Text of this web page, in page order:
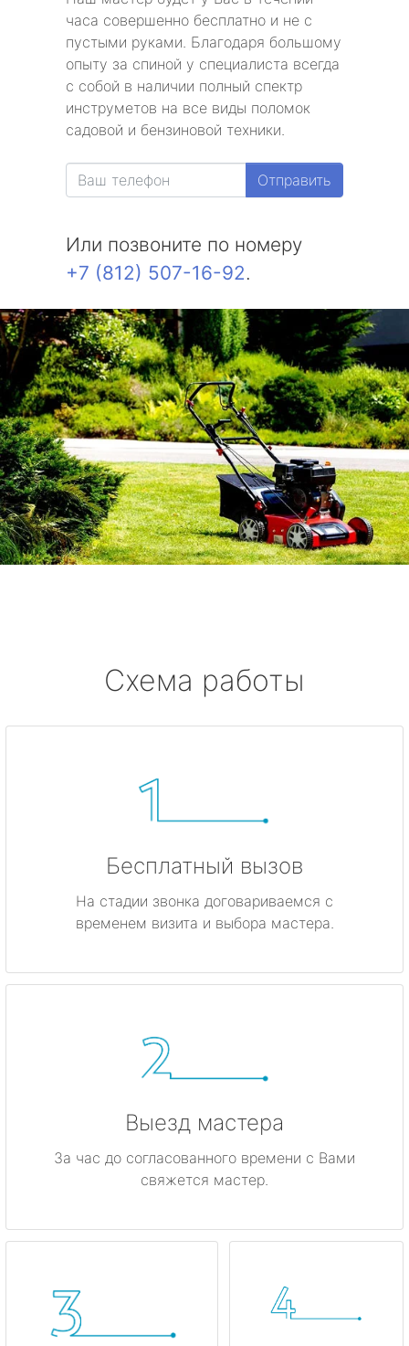
часа совершенно бесплатно и не с
пустыми руками. Благодаря большому
опыту за спиной у специалиста всегда
с собой в наличии полный спектр
инструметов на все виды поломок
садовой и бензиновой техники.
Отправить
Или позвоните по номеру
+7 (812) 507-16-92.
Схема работы
Бесплатный вызов
На стадии звонка договариваемся с
временем визита и выбора мастера.
Выезд мастера
За час до согласованного времени с Вами
свяжется мастер.